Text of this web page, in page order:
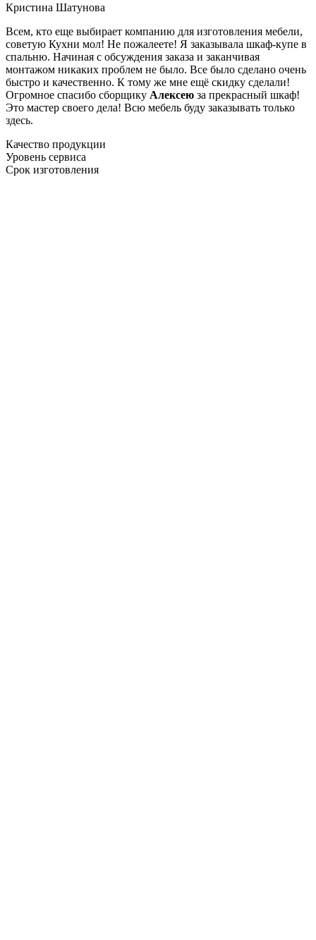
Кристина Шатунова
Всем, кто еще выбирает компанию для изготовления мебели,
советую Кухни мол! Не пожалеете! Я заказывала шкаф-купе в
спальню. Начиная с обсуждения заказа и заканчивая
монтажом никаких проблем не было. Все было сделано очень
быстро и качественно. К тому же мне ещё скидку сделали!
Огромное спасибо сборщику Алексею за прекрасный шкаф!
Это мастер своего дела! Всю мебель буду заказывать только
здесь.
Качество продукции
Уровень сервиса
Срок изготовления